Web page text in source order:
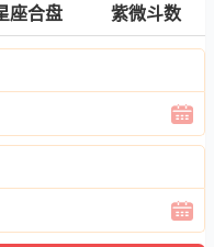
座合盘 紫微斗数